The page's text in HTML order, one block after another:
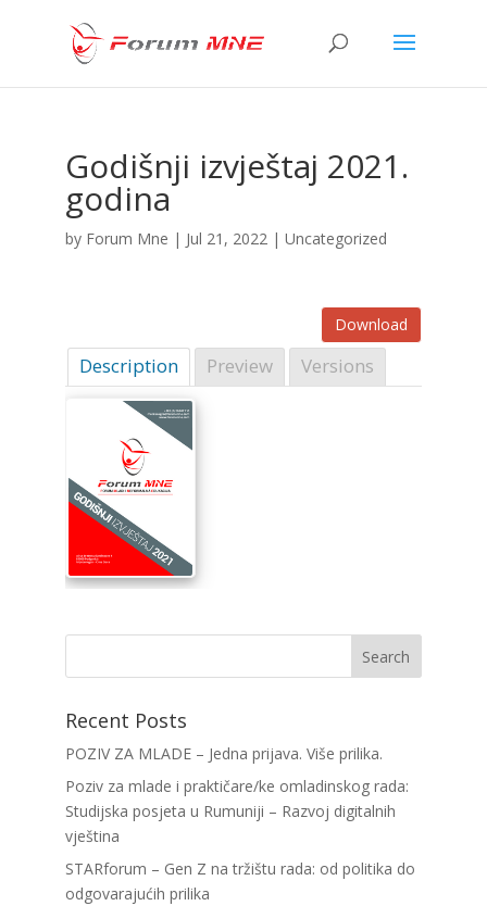
Godišnji izvještaj 2021.
godina
by Forum Mne | Jul 21, 2022| Uncategorized
Download
Description Preview Versions
Recent Posts
POZIV ZA MLADE – Jedna prijava. Više prilika.
Poziv za mlade i praktičare/ke omladinskog rada:
Studijska posjeta u Rumuniji – Razvoj digitalnih
vještina
STARforum – Gen Z na tržištu rada: od politika do
odgovarajućih prilika